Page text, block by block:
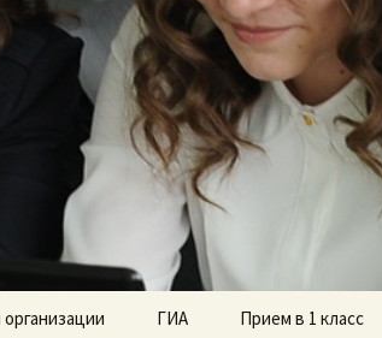
ГИА Прием в 1 класс